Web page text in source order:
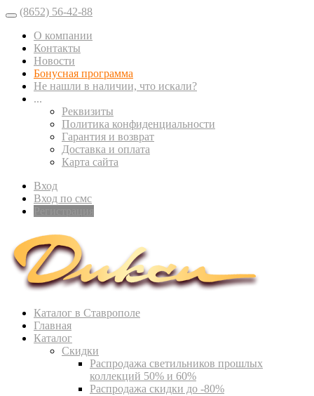
(8652) 56-42-88
О компании
Контакты
Новости
Бонусная программа
Не нашли в наличии, что искали?
...
Реквизиты
Политика конфиденциальности
Гарантия и возврат
Доставка и оплата
Карта сайта
Вход
Вход по смс
Каталог в Ставрополе
Главная
Каталог
Скидки
Распродажа светильников прошлых
коллекций 50% и 60%
Распродажа скидки до -80%